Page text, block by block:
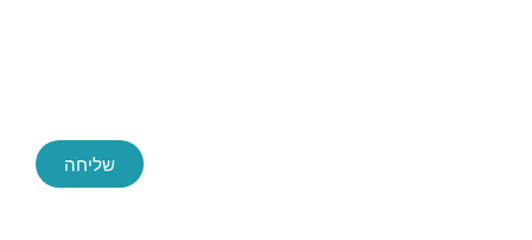
שליחה